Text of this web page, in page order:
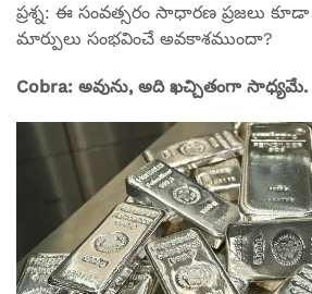
ప్రశ్న: ఈ సంవత్సరం సాధారణ ప్రజలు కూడా
మార్పులు సంభవించే అవకాశముందా?
Cobra: అవును, అది ఖచ్చితంగా